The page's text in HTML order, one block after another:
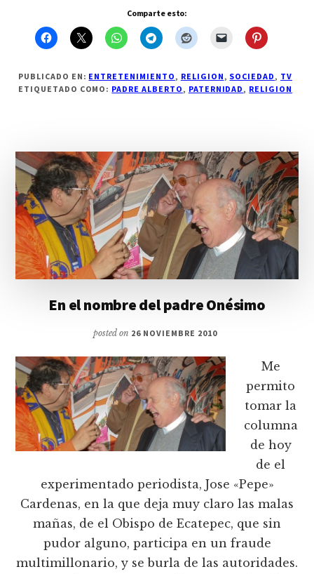
Comparte esto:
PUBLICADO EN: ENTRETENIMIENTO , RELIGION , SOCIEDAD , TV
ETIQUETADO COMO: PADRE ALBERTO , PATERNIDAD , RELIGION
En el nombre del padre Onésimo
posted on 26 NOVIEMBRE 2010
Me
permito
tomar la
columna
de hoy
de el
experimentado periodista, Jose «Pepe»
Cardenas, en la que deja muy claro las malas
mañas, de el Obispo de Ecatepec, que sin
pudor alguno, participa en un fraude
multimillonario, y se burla de las autoridades.